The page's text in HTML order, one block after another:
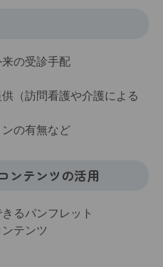
の受診手配
（訪問看護や介護による
の有無など
ンテンツの活用
るパンフレット
テンツ